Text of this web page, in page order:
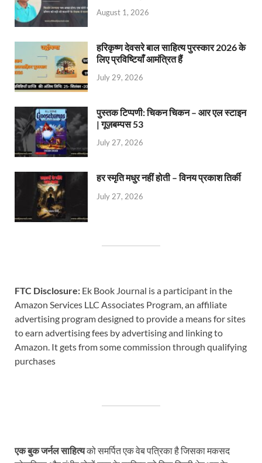
August 1, 2026
हरिकृष्ण देवसरे बाल साहित्य पुरस्कार 2026 के
लिए प्रविष्टियाँ आमंत्रित हैं
July 29, 2026
पुस्तक टिप्पणी: चिकन चिकन – आर एल स्टाइन
| गूज़बम्पस 53
July 27, 2026
हर स्मृति मधुर नहीं होती – विनय प्रकाश तिर्की
July 27, 2026
FTC Disclosure: Ek Book Journal is a participant in the
Amazon Services LLC Associates Program, an affiliate
advertising program designed to provide a means for sites
to earn advertising fees by advertising and linking to
Amazon. It gets from some commission through qualifying
purchases
एक बुक जर्नल साहित्यको समर्पित एक वेब पत्रिका है जिसका मकसद